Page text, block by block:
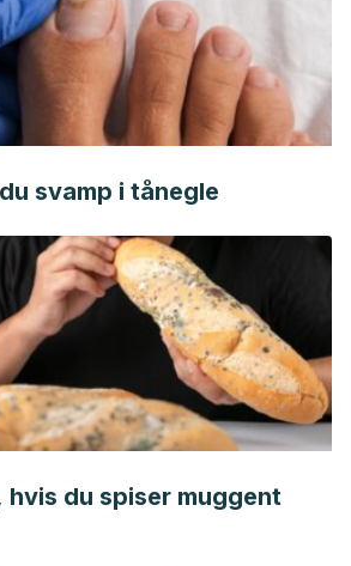
svamp i tånegle
hvis du spiser muggent